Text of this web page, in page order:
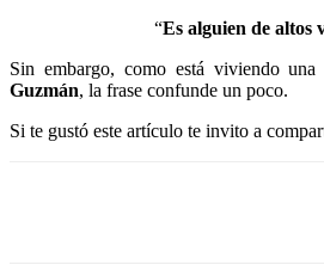
“Es alguien de altos
Sin embargo, como está viviendo una
Guzmán, la frase confunde un poco.
Si te gustó este artículo te invito a